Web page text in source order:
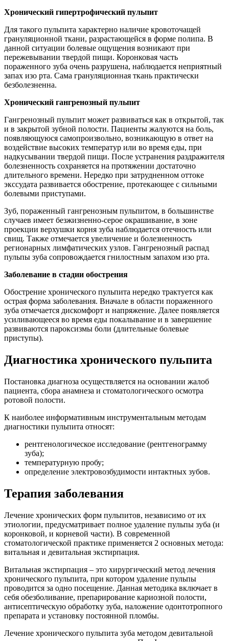
Хронический гипертрофический пульпит
Для такого пульпита характерно наличие кровоточащей
грануляционной ткани, разрастающейся в форме полипа. В
данной ситуации болевые ощущения возникают при
пережевывании твердой пищи. Коронковая часть
пораженного зуба очень разрушена, наблюдается неприятный
запах изо рта. Сама грануляционная ткань практически
безболезненна.
Хронический гангренозный пульпит
Гангренозный пульпит может развиваться как в открытой, так
и в закрытой зубной полости. Пациенты жалуются на боль,
появляющуюся самопроизвольно, возникающую в ответ на
воздействие высоких температур или во время еды, при
надкусывании твердой пищи. После устранения раздражителя
болезненность сохраняется на протяжении достаточно
длительного времени. Нередко при затрудненном оттоке
экссудата развивается обострение, протекающее с сильными
болевыми приступами.
Зуб, пораженный гангренозным пульпитом, в большинстве
случаев имеет безжизненно-серое окрашивание, в зоне
проекции верхушки корня зуба наблюдается отечность или
свищ. Также отмечается увеличение и болезненность
регионарных лимфатических узлов. Гангренозный распад
пульпы зуба сопровождается гнилостным запахом изо рта.
Заболевание в стадии обострения
Обострение хронического пульпита нередко трактуется как
острая форма заболевания. Вначале в области пораженного
зуба отмечается дискомфорт и напряжение. Далее появляется
усиливающееся во время еды покалывание и в завершение
развиваются пароксизмы боли (длительные болевые
приступы).
Диагностика хронического пульпита
Постановка диагноза осуществляется на основании жалоб
пациента, сбора анамнеза и стоматологического осмотра
ротовой полости.
К наиболее информативным инструментальным методам
диагностики пульпита относят:
рентгенологическое исследование (рентгенограмму
зуба);
температурную пробу;
определение электровозбудимости интактных зубов.
Терапия заболевания
Лечение хронических форм пульпитов, независимо от их
этиологии, предусматривает полное удаление пульпы зуба (и
коронковой, и корневой части). В современной
стоматологической практике применяется 2 основных метода:
витальная и девитальная экстирпация.
Витальная экстирпация – это хирургический метод лечения
хронического пульпита, при котором удаление пульпы
проводится за одно посещение. Данная методика включает в
себя обезболивание, препарирование кариозной полости,
антисептическую обработку зуба, наложение одонтотропного
препарата и установку постоянной пломбы.
Лечение хронического пульпита зуба методом девитальной